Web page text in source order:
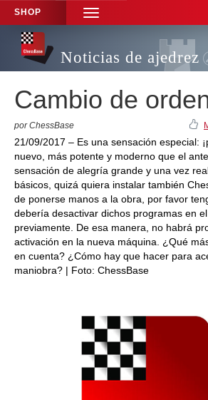
SHOP
TOGGLE
NAVIGATION
Noticias de ajedrez
Cambio de
por ChessBase
21/09/2017 – Es una sensación especial:
nuevo, más potente y moderno que el
sensación de alegría grande y una vez
básicos, quizá quiera instalar también
de ponerse manos a la obra, por favor
debería desactivar dichos programas en
previamente. De esa manera, no habrá
activación en la nueva máquina. ¿Qué
en cuenta? ¿Cómo hay que hacer para
maniobra? | Foto: ChessBase